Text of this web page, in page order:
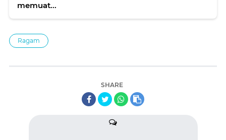
memuat...
Ragam
SHARE